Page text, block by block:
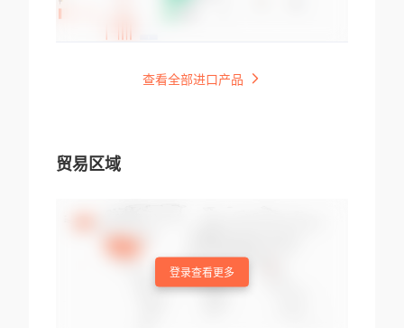
查看全部进口产品
贸易区域
登录查看更多